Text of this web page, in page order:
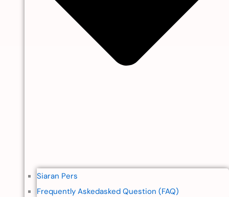
Siaran Pers
Frequently Askedasked Question (FAQ)